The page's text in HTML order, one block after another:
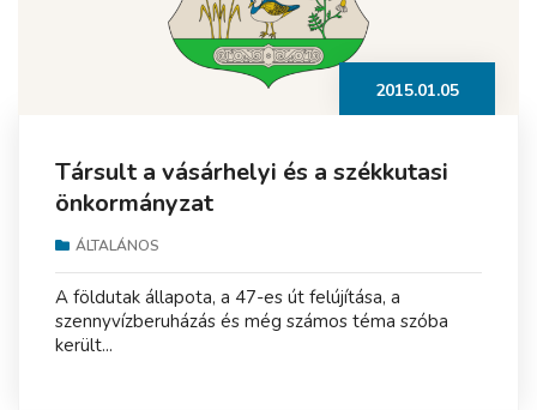
2015.01.05
Társult a vásárhelyi és a székkutasi
önkormányzat
ÁLTALÁNOS
A földutak állapota, a 47-es út felújítása, a
szennyvízberuházás és még számos téma szóba
került...